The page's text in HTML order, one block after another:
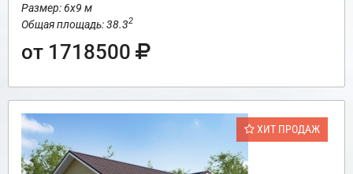
Размер: 6х9 м
Общая площадь: 38.32
от 1718500
ХИТ ПРОДАЖ